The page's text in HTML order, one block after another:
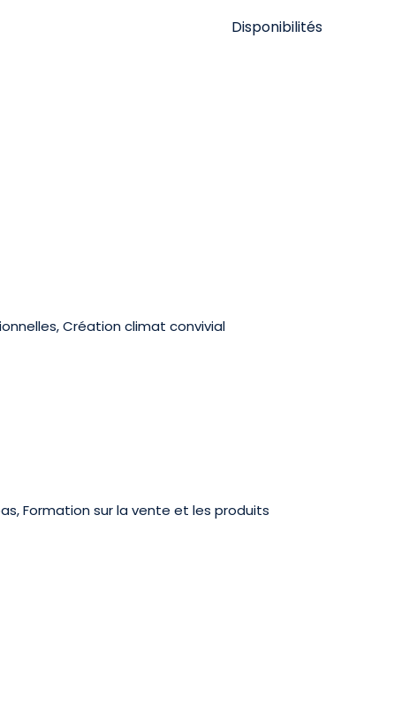
Disponibilités
Création climat convivial
Formation sur la vente et les produits